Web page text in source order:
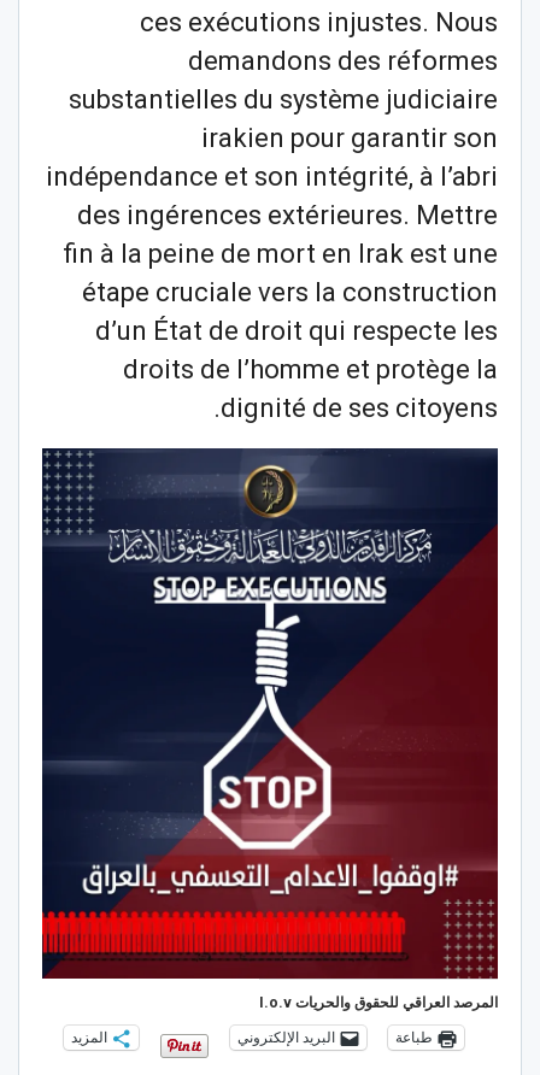
ces exécutions injustes. Nous
demandons des réformes
substantielles du système judiciaire
irakien pour garantir son
indépendance et son intégrité, à l’abri
des ingérences extérieures. Mettre
fin à la peine de mort en Irak est une
étape cruciale vers la construction
d’un État de droit qui respecte les
droits de l’homme et protège la
dignité de ses citoyens.
المرصد العراقي للحقوق والحريات I.o.v
طباعة البريد الإلكتروني المزيد